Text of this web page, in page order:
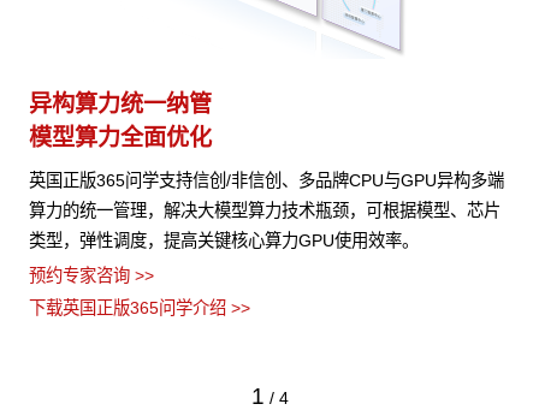
异构算力统一纳管
模型算力全面优化
英国正版365问学支持信创/非信创、多品牌CPU与GPU异构多端
算力的统一管理，解决大模型算力技术瓶颈，可根据模型、芯片
类型，弹性调度，提高关键核心算力GPU使用效率。
预约专家咨询 >>
下载英国正版365问学介绍 >>
1 / 4